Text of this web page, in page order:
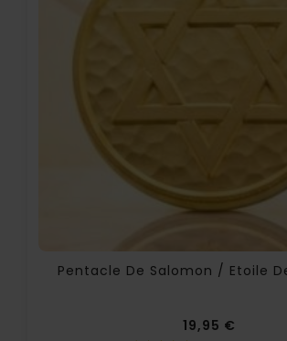
Pentacle De Salomon / Etoile
19,95 €